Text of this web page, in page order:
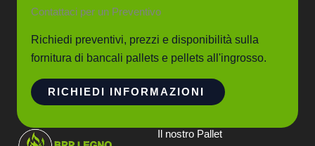
Contattaci per un Preventivo
Richiedi preventivi, prezzi e disponibilità sulla
fornitura di bancali pallets e pellets all'ingrosso.
RICHIEDI INFORMAZIONI
Il nostro Pallet